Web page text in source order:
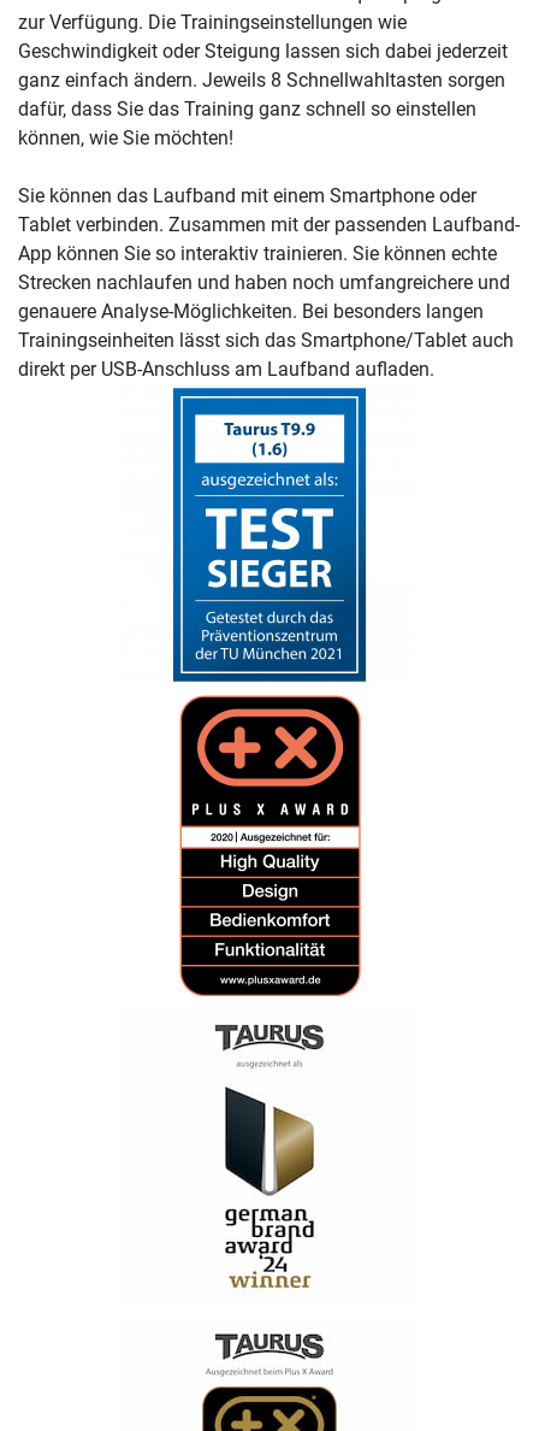
zur Verfügung. Die Trainingseinstellungen wie
Geschwindigkeit oder Steigung lassen sich dabei jederzeit
ganz einfach ändern. Jeweils 8 Schnellwahltasten sorgen
dafür, dass Sie das Training ganz schnell so einstellen
können, wie Sie möchten!
Sie können das Laufband mit einem Smartphone oder
Tablet verbinden. Zusammen mit der passenden Laufband-
App können Sie so interaktiv trainieren. Sie können echte
Strecken nachlaufen und haben noch umfangreichere und
genauere Analyse-Möglichkeiten. Bei besonders langen
Trainingseinheiten lässt sich das Smartphone/Tablet auch
direkt per USB-Anschluss am Laufband aufladen.